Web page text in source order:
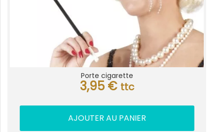
Porte cigarette
3,95 € ttc
AJOUTER AU PANIER